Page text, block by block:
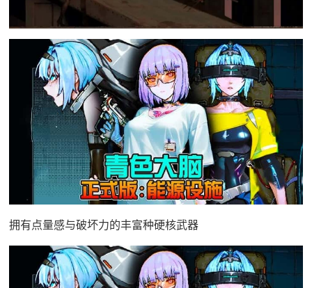
拥有点量感与破坏力的丰富种硬核武器